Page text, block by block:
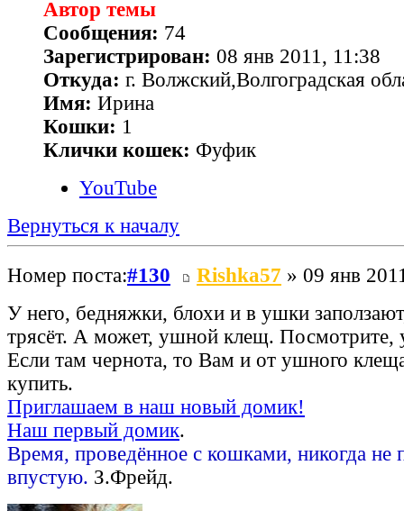
Автор темы
Сообщения: 74
Зарегистрирован: 08 янв 2011, 11:38
Откуда: г. Волжский,Волгоградская
Имя: Ирина
Кошки: 1
Клички кошек: Фуфик
YouTube
Вернуться к началу
Номер поста:#130 Rishka57 » 09 янв
У него, бедняжки, блохи и в ушки
трясёт. А может, ушной клещ. Посмотрите,
Если там чернота, то Вам и от ушного
купить.
Приглашаем в наш новый домик!
Наш первый домик.
Время, проведённое с кошками, никогда не
впустую. З.Фрейд.